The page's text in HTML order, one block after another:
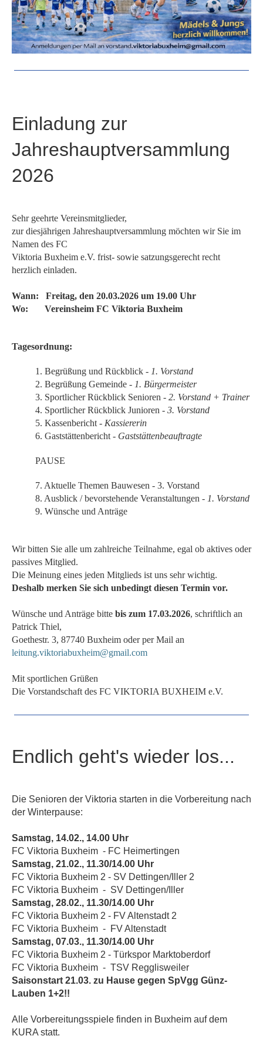
Einladung zur
Jahreshauptversammlung
2026
Sehr geehrte Vereinsmitglieder,
zur diesjährigen Jahreshauptversammlung möchten wir Sie im
Namen des FC
Viktoria Buxheim e.V. frist- sowie satzungsgerecht recht
herzlich einladen.
Wann: Freitag, den 20.03.2026 um 19.00 Uhr
Wo: Vereinsheim FC Viktoria Buxheim
Tagesordnung:
1. Begrüßung und Rückblick - 1. Vorstand
2. Begrüßung Gemeinde - 1. Bürgermeister
3. Sportlicher Rückblick Senioren - 2. Vorstand + Trainer
4. Sportlicher Rückblick Junioren - 3. Vorstand
5. Kassenbericht - Kassiererin
6. Gaststättenbericht - Gaststättenbeauftragte
PAUSE
7. Aktuelle Themen Bauwesen - 3. Vorstand
8. Ausblick / bevorstehende Veranstaltungen - 1. Vorstand
9. Wünsche und Anträge
Wir bitten Sie alle um zahlreiche Teilnahme, egal ob aktives oder
passives Mitglied.
Die Meinung eines jeden Mitglieds ist uns sehr wichtig.
Deshalb merken Sie sich unbedingt diesen Termin vor.
Wünsche und Anträge bitte bis zum 17.03.2026, schriftlich an
Patrick Thiel,
Goethestr. 3, 87740 Buxheim oder per Mail an
leitung.viktoriabuxheim@gmail.com
Mit sportlichen Grüßen
Die Vorstandschaft des FC VIKTORIA BUXHEIM e.V.
Endlich geht's wieder los...
Die Senioren der Viktoria starten in die Vorbereitung nach
der Winterpause:
Samstag, 14.02., 14.00 Uhr
FC Viktoria Buxheim - FC Heimertingen
Samstag, 21.02., 11.30/14.00 Uhr
FC Viktoria Buxheim 2 - SV Dettingen/Iller 2
FC Viktoria Buxheim - SV Dettingen/Iller
Samstag, 28.02., 11.30/14.00 Uhr
FC Viktoria Buxheim 2 - FV Altenstadt 2
FC Viktoria Buxheim - FV Altenstadt
Samstag, 07.03., 11.30/14.00 Uhr
FC Viktoria Buxheim 2 - Türkspor Marktoberdorf
FC Viktoria Buxheim - TSV Regglisweiler
Saisonstart 21.03. zu Hause gegen SpVgg Günz-
Lauben 1+2!!
Alle Vorbereitungsspiele finden in Buxheim auf dem
KURA statt.